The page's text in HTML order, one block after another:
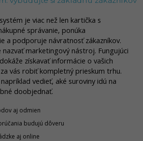
je viac než len kartička s
správanie, ponúka
a podporuje návratnosť zákazníkov.
nazvať marketingový nástroj. Fungujúci
získavať informácie o vašich
vás robiť kompletný prieskum trhu.
vedieť, aké suroviny idú na
doobjednať.
aj odmien
budujú dôveru
aj online